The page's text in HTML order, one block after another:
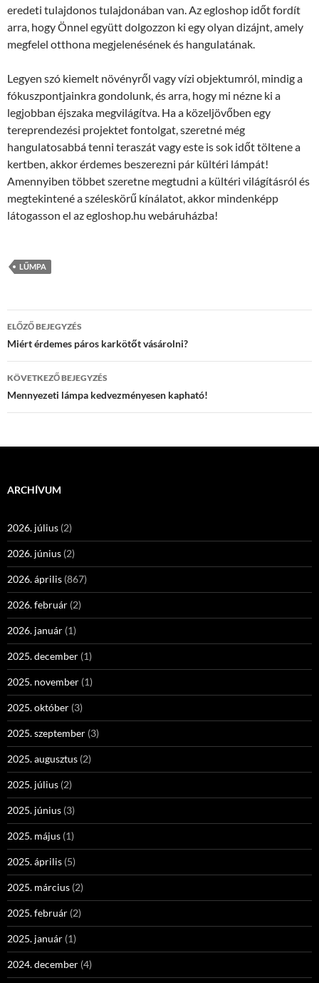
eredeti tulajdonos tulajdonában van. Az egloshop időt fordít
arra, hogy Önnel együtt dolgozzon ki egy olyan dizájnt, amely
megfelel otthona megjelenésének és hangulatának.
Legyen szó kiemelt növényről vagy vízi objektumról, mindig a
fókuszpontjainkra gondolunk, és arra, hogy mi nézne ki a
legjobban éjszaka megvilágítva. Ha a közeljövőben egy
tereprendezési projektet fontolgat, szeretné még
hangulatosabbá tenni teraszát vagy este is sok időt töltene a
kertben, akkor érdemes beszerezni pár kültéri lámpát!
Amennyiben többet szeretne megtudni a kültéri világításról és
megtekintené a széleskörű kínálatot, akkor mindenképp
látogasson el az egloshop.hu webáruházba!
LŰMPA
Bejegyzések
navigációja
ELŐZŐ BEJEGYZÉS
Miért érdemes páros karkötőt vásárolni?
KÖVETKEZŐ BEJEGYZÉS
Mennyezeti lámpa kedvezményesen kapható!
ARCHÍVUM
2026. július (2)
2026. június (2)
2026. április (867)
2026. február (2)
2026. január (1)
2025. december (1)
2025. november (1)
2025. október (3)
2025. szeptember (3)
2025. augusztus (2)
2025. július (2)
2025. június (3)
2025. május (1)
2025. április (5)
2025. március (2)
2025. február (2)
2025. január (1)
2024. december (4)